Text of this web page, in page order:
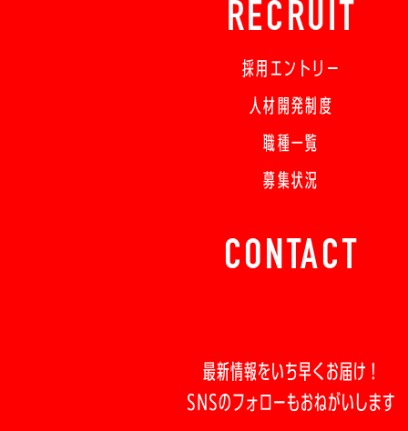
RECRUIT
採用エントリー
人材開発制度
職種一覧
募集状況
CONTACT
最新情報をいち早くお届け！
SNSのフォローもおねがいします